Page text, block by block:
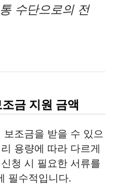
수단으로의 전
금 지원 금액
조금을 받을 수 있으
용량에 따라 다르게
청 시 필요한 서류를
필수적입니다.